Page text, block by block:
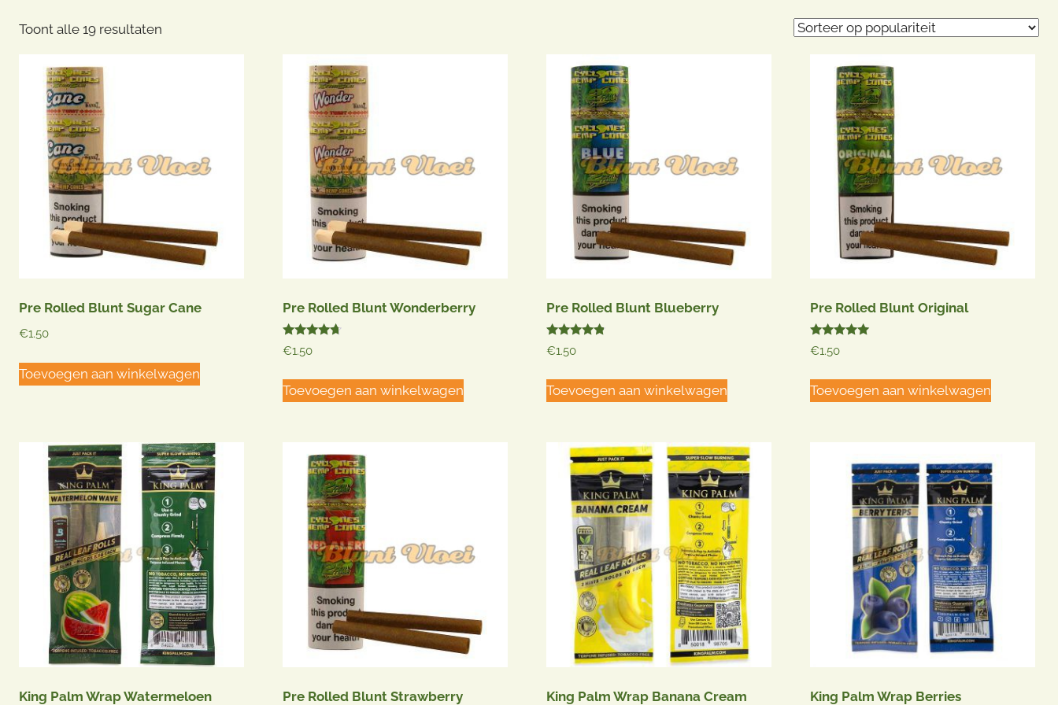
Toont alle 19 resultaten
op
Pre Rolled Blunt Sugar Cane
€1.50
Toevoegen aan winkelwagen
Pre Rolled Blunt Wonderberry
Gewaardeerd
4.50
€1.50
Toevoegen aan winkelwagen
Pre Rolled Blunt Blueberry
Gewaardeerd
4.67
€1.50
Toevoegen aan winkelwagen
Pre Rolled Blunt Original
Gewaardeerd
5.00
€1.50
Toevoegen aan winkelwagen
King Palm Wrap Watermeloen Pre Rolled Blunt Strawberry King Palm Wrap Banana Cream King Palm Wrap Berries